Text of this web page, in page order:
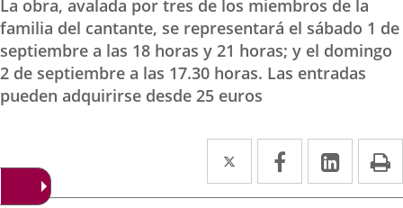
La obra, avalada por tres de los miembros de la
familia del cantante, se representará el sábado 1 de
septiembre a las 18 horas y 21 horas; y el domingo
2 de septiembre a las 17.30 horas. Las entradas
pueden adquirirse desde 25 euros
Twitter
Enlace
a
Facebook
Enlace
a
Enlace
a